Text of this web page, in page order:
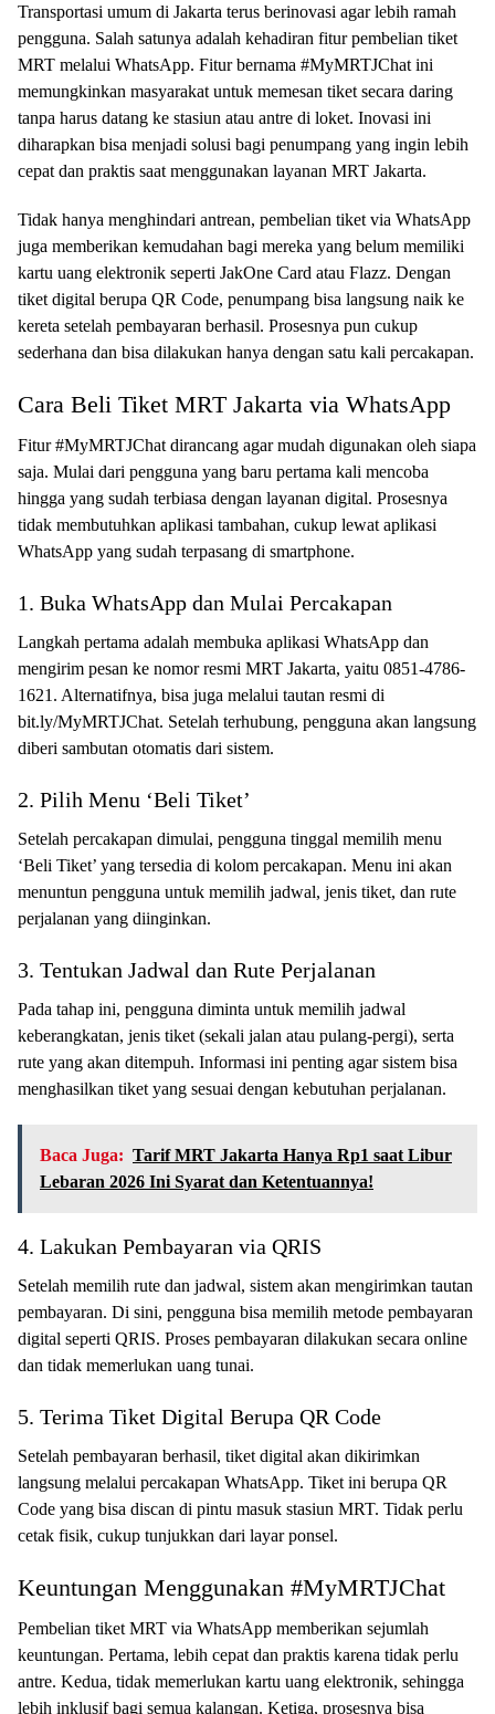
Transportasi umum di Jakarta terus berinovasi agar lebih ramah
pengguna. Salah satunya adalah kehadiran fitur pembelian tiket
MRT melalui WhatsApp. Fitur bernama #MyMRTJChat ini
memungkinkan masyarakat untuk memesan tiket secara daring
tanpa harus datang ke stasiun atau antre di loket. Inovasi ini
diharapkan bisa menjadi solusi bagi penumpang yang ingin lebih
cepat dan praktis saat menggunakan layanan MRT Jakarta.
Tidak hanya menghindari antrean, pembelian tiket via WhatsApp
juga memberikan kemudahan bagi mereka yang belum memiliki
kartu uang elektronik seperti JakOne Card atau Flazz. Dengan
tiket digital berupa QR Code, penumpang bisa langsung naik ke
kereta setelah pembayaran berhasil. Prosesnya pun cukup
sederhana dan bisa dilakukan hanya dengan satu kali percakapan.
Cara Beli Tiket MRT Jakarta via WhatsApp
Fitur #MyMRTJChat dirancang agar mudah digunakan oleh siapa
saja. Mulai dari pengguna yang baru pertama kali mencoba
hingga yang sudah terbiasa dengan layanan digital. Prosesnya
tidak membutuhkan aplikasi tambahan, cukup lewat aplikasi
WhatsApp yang sudah terpasang di smartphone.
1. Buka WhatsApp dan Mulai Percakapan
Langkah pertama adalah membuka aplikasi WhatsApp dan
mengirim pesan ke nomor resmi MRT Jakarta, yaitu 0851-4786-
1621. Alternatifnya, bisa juga melalui tautan resmi di
bit.ly/MyMRTJChat. Setelah terhubung, pengguna akan langsung
diberi sambutan otomatis dari sistem.
2. Pilih Menu ‘Beli Tiket’
Setelah percakapan dimulai, pengguna tinggal memilih menu
‘Beli Tiket’ yang tersedia di kolom percakapan. Menu ini akan
menuntun pengguna untuk memilih jadwal, jenis tiket, dan rute
perjalanan yang diinginkan.
3. Tentukan Jadwal dan Rute Perjalanan
Pada tahap ini, pengguna diminta untuk memilih jadwal
keberangkatan, jenis tiket (sekali jalan atau pulang-pergi), serta
rute yang akan ditempuh. Informasi ini penting agar sistem bisa
menghasilkan tiket yang sesuai dengan kebutuhan perjalanan.
Baca Juga: Tarif MRT Jakarta Hanya Rp1 saat Libur
Lebaran 2026 Ini Syarat dan Ketentuannya!
4. Lakukan Pembayaran via QRIS
Setelah memilih rute dan jadwal, sistem akan mengirimkan tautan
pembayaran. Di sini, pengguna bisa memilih metode pembayaran
digital seperti QRIS. Proses pembayaran dilakukan secara online
dan tidak memerlukan uang tunai.
5. Terima Tiket Digital Berupa QR Code
Setelah pembayaran berhasil, tiket digital akan dikirimkan
langsung melalui percakapan WhatsApp. Tiket ini berupa QR
Code yang bisa discan di pintu masuk stasiun MRT. Tidak perlu
cetak fisik, cukup tunjukkan dari layar ponsel.
Keuntungan Menggunakan #MyMRTJChat
Pembelian tiket MRT via WhatsApp memberikan sejumlah
keuntungan. Pertama, lebih cepat dan praktis karena tidak perlu
antre. Kedua, tidak memerlukan kartu uang elektronik, sehingga
lebih inklusif bagi semua kalangan. Ketiga, prosesnya bisa